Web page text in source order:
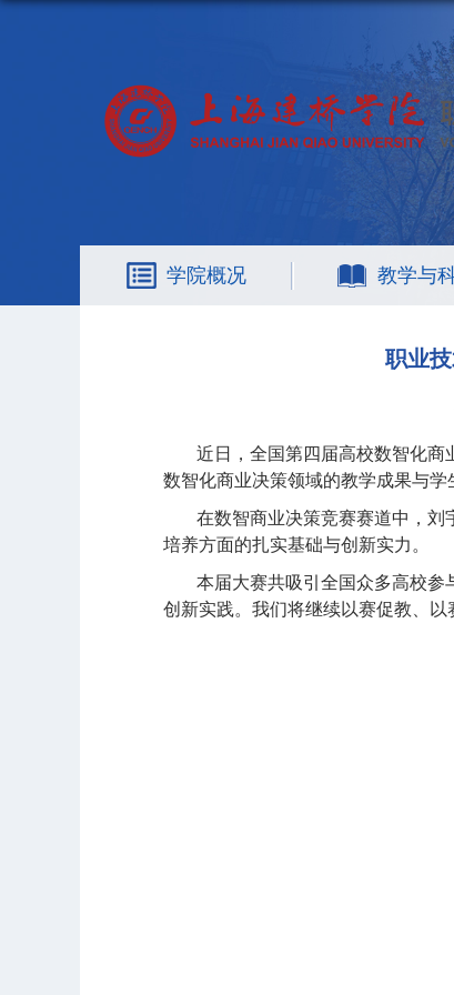
学院概况 教学与
职业
近日，全国第四届高校数智化商
数智化商业决策领域的教学成果与学
在数智商业决策竞赛赛道中，刘
培养方面的扎实基础与创新实力。
本届大赛共吸引全国众多高校参
创新实践。我们将继续以赛促教、以